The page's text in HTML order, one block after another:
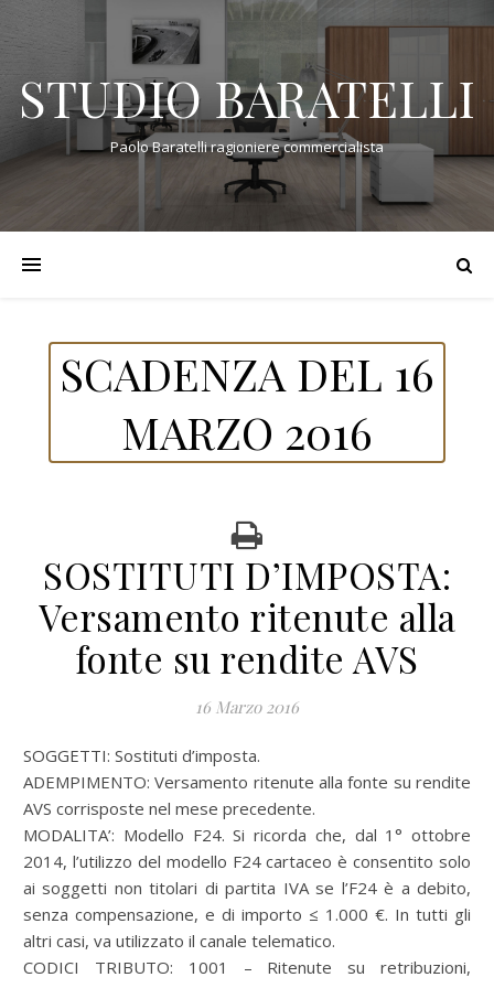
STUDIO BARATELLI
Paolo Baratelli ragioniere commercialista
SCADENZA DEL 16
MARZO 2016
SOSTITUTI D’IMPOSTA:
Versamento ritenute alla
fonte su rendite AVS
16 Marzo 2016
SOGGETTI: Sostituti d’imposta.
ADEMPIMENTO: Versamento ritenute alla fonte su rendite
AVS corrisposte nel mese precedente.
MODALITA’: Modello F24. Si ricorda che, dal 1° ottobre
2014, l’utilizzo del modello F24 cartaceo è consentito solo
ai soggetti non titolari di partita IVA se l’F24 è a debito,
senza compensazione, e di importo ≤ 1.000 €. In tutti gli
altri casi, va utilizzato il canale telematico.
CODICI TRIBUTO: 1001 – Ritenute su retribuzioni,